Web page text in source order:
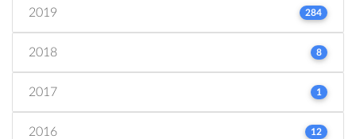
2019 284
2018 8
2017 1
2016 12